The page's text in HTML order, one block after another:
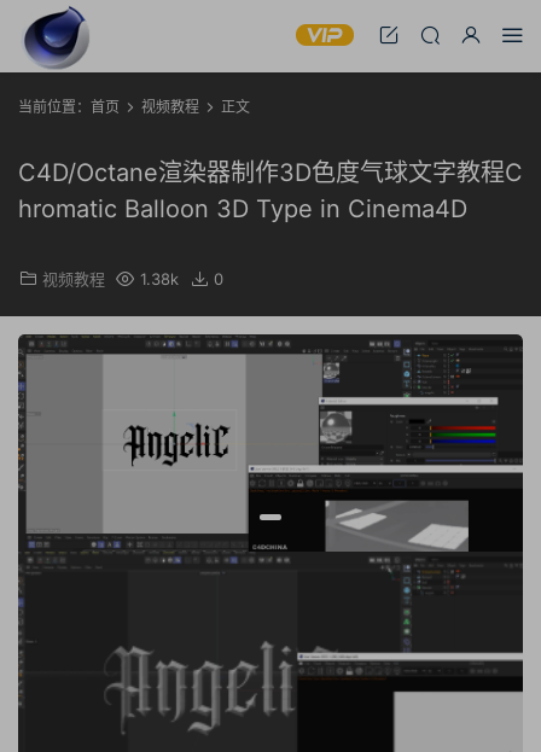
当前位置： 首页 视频教程 正文
C4D/Octane渲染器制作3D色度气球文字教程C
hromatic Balloon 3D Type in Cinema4D
视频教程 1.38k 0